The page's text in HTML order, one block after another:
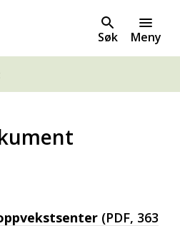
Søk Meny
(PDF, 363